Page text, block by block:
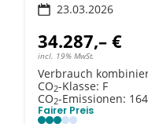
23.03.2026
34.287,– €
incl. 19% MwSt.
Verbrauch
CO2-Klasse: F
CO2-Emissionen:
Fairer Preis